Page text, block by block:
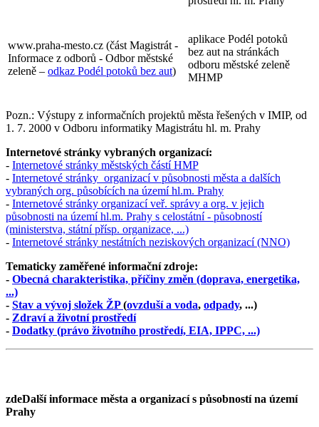
www.praha-mesto.cz (část Magistrát -
Informace z odborů - Odbor městské
zeleně – odkaz Podél potoků bez aut)
aplikace Podél potoků
bez aut na stránkách
odboru městské zeleně
MHMP
Pozn.: Výstupy z informačních projektů města řešených v IMIP, od
1. 7. 2000 v Odboru informatiky Magistrátu hl. m. Prahy
Internetové stránky vybraných organizací:
- Internetové stránky městských částí HMP
- Internetové stránky organizací v působnosti města a dalších
vybraných org. působících na území hl.m. Prahy
- Internetové stránky organizací veř. správy a org. v jejich
působnosti na území hl.m. Prahy s celostátní - působností
(ministerstva, státní přísp. organizace, ...)
- Internetové stránky nestátních neziskových organizací (NNO)
Tematicky zaměřené informační zdroje:
- Obecná charakteristika, příčiny změn (doprava, energetika,
...)
- Stav a vývoj složek ŽP(ovzduší a voda, odpady, ...)
- Zdraví a životní prostředí
- Dodatky (právo životního prostředí, EIA, IPPC, ...)
zdeDalší informace města a organizací s působností na území
Prahy